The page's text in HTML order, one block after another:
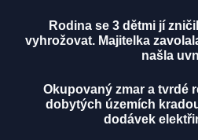
Rodina se 3 dětmi jí
vyhrožovat. Majitelka
našla
Okupovaný zmar a tvrdé
dobytých územích
dodávek